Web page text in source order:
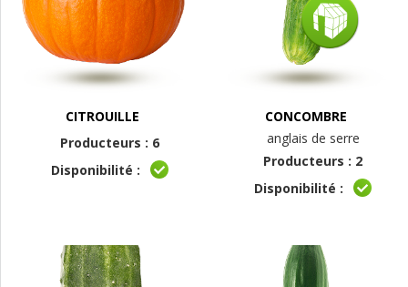
CITROUILLE
Producteurs : 6
Disponibilité :
CONCOMBRE
anglais de serre
Producteurs : 2
Disponibilité :